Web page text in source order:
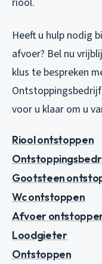
Heeft u hulp nodig
afvoer? Bel nu
klus te bespreken
voor u klaar om u
Riool ontstoppen
Gootsteen
Wc ontstoppen
Afvoer
Loodgieter
Ontstoppen